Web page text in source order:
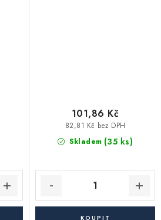
Skladem (35 ks)
82,81 Kč bez DPH
101,86 Kč